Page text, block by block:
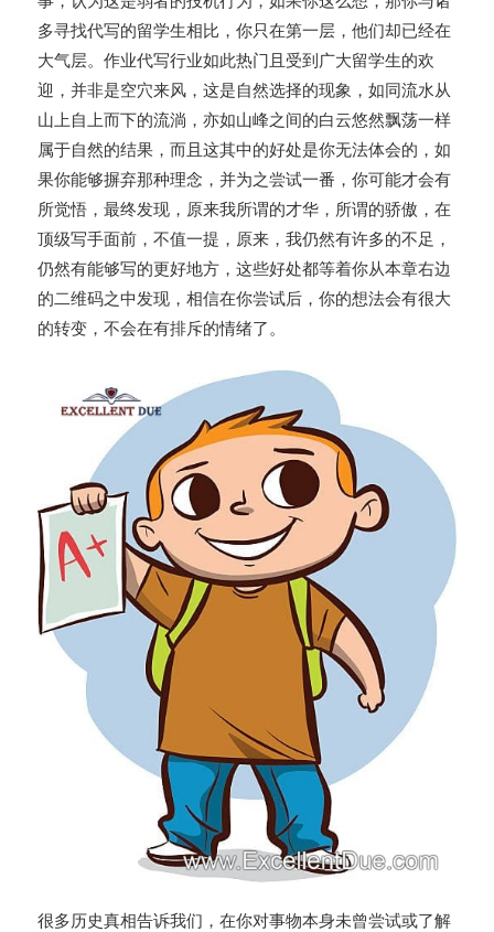
多寻找代写的留学生相比，你只在第一层，他们却已经在
大气层。作业代写行业如此热门且受到广大留学生的欢
迎，并非是空穴来风，这是自然选择的现象，如同流水从
山上自上而下的流淌，亦如山峰之间的白云悠然飘荡一样
属于自然的结果，而且这其中的好处是你无法体会的，如
果你能够摒弃那种理念，并为之尝试一番，你可能才会有
所觉悟，最终发现，原来我所谓的才华，所谓的骄傲，在
顶级写手面前，不值一提，原来，我仍然有许多的不足，
仍然有能够写的更好地方，这些好处都等着你从本章右边
的二维码之中发现，相信在你尝试后，你的想法会有很大
的转变，不会在有排斥的情绪了。
很多历史真相告诉我们，在你对事物本身未曾尝试或了解